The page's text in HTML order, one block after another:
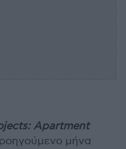
Apartment
μήνα